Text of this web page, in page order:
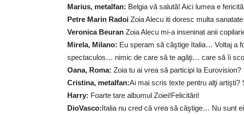
Marius, metalfan: Belgia vă salută! Aici lumea e
Petre Marin Radoi Zoia Alecu iti doresc multa
Veronica Beuran Zoia Alecu mi-a inseninat anii
Mirela, Milano: Eu speram să câştige Italia… Voltaj a
spectaculos… nimic de care să te agăţi… care să îi
Oana, Roma: Zoia tu ai vrea să participi la Eurovision?
Cristina, metalfan:Ai mai scris texte pentru alţi artişti?
Harry: Foarte tare albumul Zoiei!Felicitări!
DioVasco:Italia nu cred că vrea să câştige… Nu sunt